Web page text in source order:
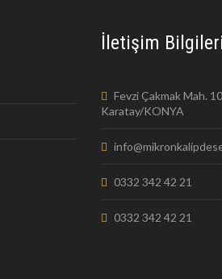
İletişim Bilgileri
Fevzi Çakmak Mah.
Karatay/KONYA
0332 342 42 21
0332 342 42 21